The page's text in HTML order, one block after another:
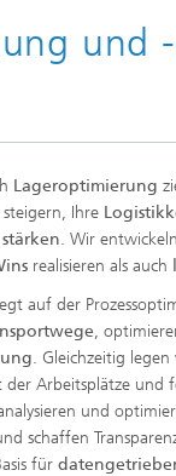
und
Lageroptimierung
steigern, Ihre
. Wir
realisieren als auch
auf der
,
. Gleichzeitig
Arbeitsplätze und
und
schaffen
für